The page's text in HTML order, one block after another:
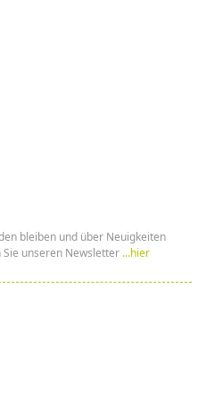
bleiben und über Neuigkeiten
unseren Newsletter ...hier